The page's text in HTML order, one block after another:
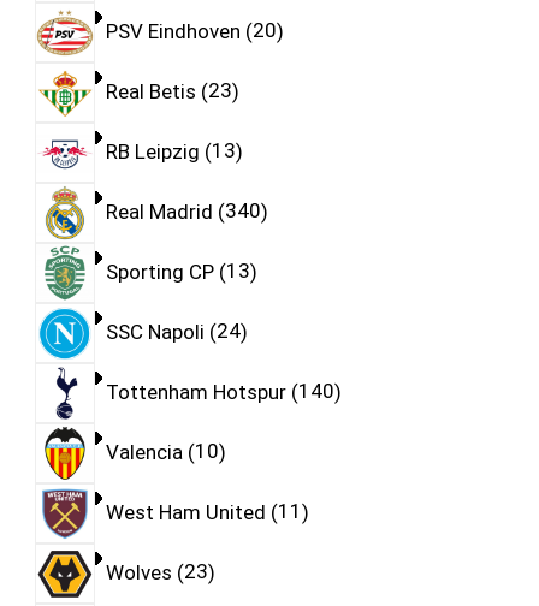
PSV Eindhoven 20
Real Betis 23
RB Leipzig 13
Real Madrid 340
Sporting CP 13
SSC Napoli 24
Tottenham Hotspur 140
Valencia 10
West Ham United 11
Wolves 23